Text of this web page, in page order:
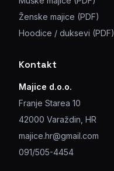
Ženske majice (PDF)
Hoodice / duksevi (PDF)
Kontakt
Majice d.o.o.
Franje Starea 10
42000 Varaždin, HR
majice.hr@gmail.com
091/505-4454